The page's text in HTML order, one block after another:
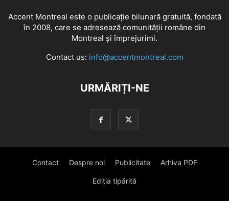
Accent Montreal este o publicație bilunară gratuită, fondată
în 2008, care se adresează comunităţii române din
Montreal şi împrejurimi.
Contact us: info@accentmontreal.com
URMĂRIȚI-NE
Contact Despre noi Publicitate Arhiva PDF
Ediția tipărită